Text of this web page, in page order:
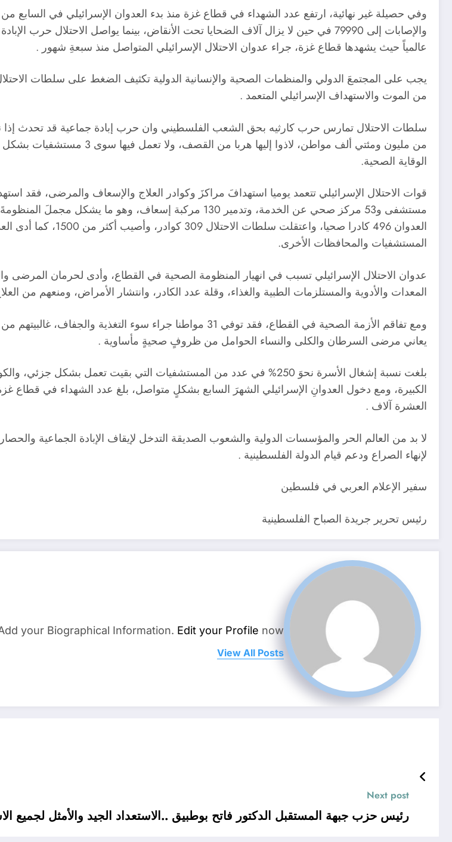
والإصابات إلى 79990 في حين لا يزال آلاف الضحايا تحت الأنقاض، بينما يواصل
عالمياً حيث يشهدها قطاع غزة، جراء عدوان الاحتلال الإسرائيلي المتواصل منذ سبعةِ شهور .
يجب على المجتمعَ الدولي والمنظمات الصحية والإنسانية الدولية تكثيف الضغط على سلطات
من الموت والاستهداف الإسرائيلي المتعمد .
سلطات الاحتلال تمارس حرب كارثيه بحق الشعب الفلسطيني وان حرب إبادة جماعية قد تحدث إذا نفذ
من مليون ومئتي ألف مواطن،
الوقاية الصحية.
مستشفى و53 مركز صحي عن الخدمة، وتدمير 130 مركبة إسعاف،
العدوان 496 كادرا
المستشفيات والمحافظات الأخرى.
عدوان الاحتلال الإسرائيلي تسبب في انهيار المنظومة الصحية في القطاع، وأدى لحرمان المرضى
المعدات والأدوية والمستلزمات الطبية والغذاء، وقلة عدد الكادر، وانتشار الأمراض، ومنعهم من
ومع تفاقم الأزمة الصحية في القطاع، فقد توفي 31 مواطنا جراء
يعاني مرضى السرطان والكلى والنساء الحوامل من ظروفٍ صحيةٍ مأساوية .
بلغت نسبة إشغال الأسرة نحوَ 250% في عدد من المستشفيات التي بقيت تعمل
العشرة آلاف .
لا بد من العالم الحر والمؤسسات الدولية والشعوب الصديقة التدخل لإيقاف الإبادة الجماعية
لإنهاء الصراع ودعم قيام الدولة الفلسطينية .
سفير الإعلام العربي في فلسطين
رئيس تحرير جريدة الصباح الفلسطينية
your Biographical Information. Edit your Profile now.
View All Posts
Next post
رئيس حزب جبهة المستقبل الدكتور فاتح بوطبيق ..الاستعداد الجيد والأمثل لجميع الاستحقاقات السياسية القادمة